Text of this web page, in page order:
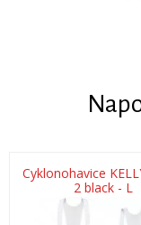
Cyklonohavice
2 black - L